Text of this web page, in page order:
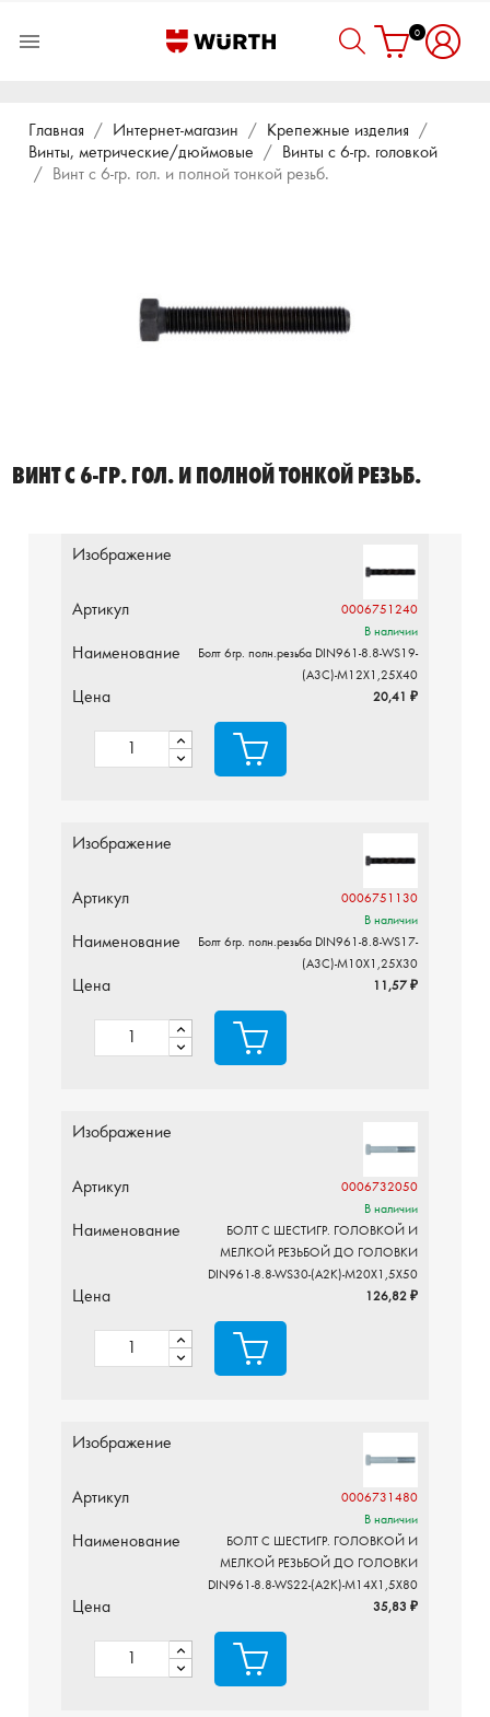
 0
Главная Интернет-магазин
Крепежные изделия
Винты, метрические/дюймовые
Винты с 6-гр. головкой
Винт с 6-гр. гол. и полной тонкой резьб.
ВИНТ С 6-ГР. ГОЛ. И ПОЛНОЙ ТОНКОЙ РЕЗЬБ.
Изображение
Артикул
0006751240
В наличии
Наименование
Болт 6гр. полн.резьба DIN961-8.8-WS19-
(A3C)-M12X1,25X40
Цена 20,41 ₽
Изображение
Артикул
0006751130
В наличии
Наименование
Болт 6гр. полн.резьба DIN961-8.8-WS17-
(A3C)-M10X1,25X30
Цена 11,57 ₽
Изображение
Артикул
0006732050
В наличии
Наименование
БОЛТ С ШЕСТИГР. ГОЛОВКОЙ И
МЕЛКОЙ РЕЗЬБОЙ ДО ГОЛОВКИ
DIN961-8.8-WS30-(A2K)-M20X1,5X50
Цена 126,82 ₽
Изображение
Артикул
0006731480
В наличии
Наименование
БОЛТ С ШЕСТИГР. ГОЛОВКОЙ И
МЕЛКОЙ РЕЗЬБОЙ ДО ГОЛОВКИ
DIN961-8.8-WS22-(A2K)-M14X1,5X80
Цена 35,83 ₽